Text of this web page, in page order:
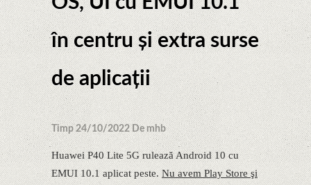
în centru şi extra surse
de aplicaţii
Timp 24/10/2022 De mhb
Huawei P40 Lite 5G rulează Android 10 cu
EMUI 10.1 aplicat peste.Nu avem Play Store şi